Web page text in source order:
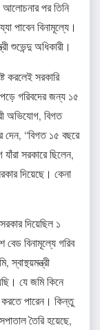
আলোচনার পর তিনি
পাবেন বিনামূল্যে।
শুভেন্দু অধিকারী।
করলেই সরকারি
পড়ে গরিবদের জন্য ১৫
অভিযোগ, বিগত
দেন, “বিগত ১৫ বছরে
সরকারে ছিলেন,
দিয়েছে। কেনা
দিয়েছিল ১
বিনামূল্যে গরিব
যে জমি কিনে
করতে পারেন। কিন্তু
তৈরি হয়েছে,